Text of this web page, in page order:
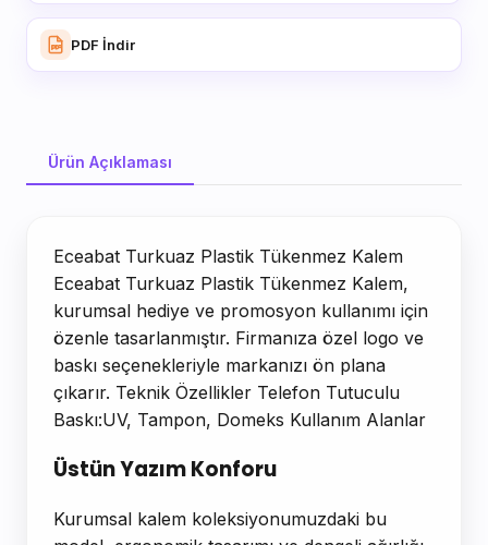
PDF İndir
Ürün Açıklaması
Eceabat Turkuaz Plastik Tükenmez Kalem
Eceabat Turkuaz Plastik Tükenmez Kalem,
kurumsal hediye ve promosyon kullanımı için
özenle tasarlanmıştır. Firmanıza özel logo ve
baskı seçenekleriyle markanızı ön plana
çıkarır. Teknik Özellikler Telefon Tutuculu
Baskı:UV, Tampon, Domeks Kullanım Alanlar
Üstün Yazım Konforu
Kurumsal kalem koleksiyonumuzdaki bu